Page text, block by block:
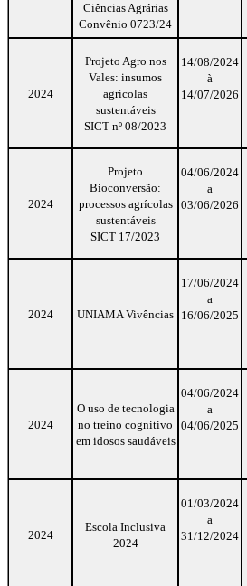
Ciências Agrárias
Convênio 0723/24
2024
Projeto Agro nos
Vales: insumos
agrícolas
sustentáveis
SICT nº 08/2023
14/08/2024
à
14/07/2026
2024
Projeto
Bioconversão:
processos agrícolas
sustentáveis
SICT 17/2023
04/06/2024
a
03/06/2026
2024 UNIAMA Vivências
17/06/2024
a
16/06/2025
2024
O uso de tecnologia
no treino cognitivo
em idosos saudáveis
04/06/2024
a
04/06/2025
2024
Escola Inclusiva
2024
01/03/2024
a
31/12/2024